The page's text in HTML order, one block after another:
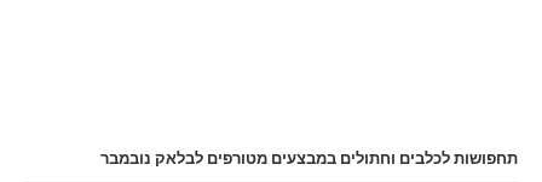
תחפושות לכלבים וחתולים במבצעים מטורפים לבלאק נובמבר